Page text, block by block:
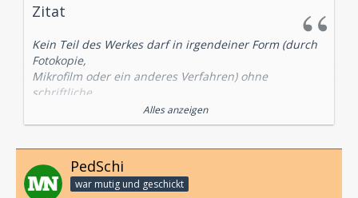
Zitat
Kein Teil des Werkes darf in irgendeiner Form (durch
Fotokopie,
Mikrofilm oder ein anderes Verfahren) ohne
schriftliche
Genehmigung des Verlages reproduziert oder unter
Verwendung
Für die deutsche Ausgabe:
©1973, Franckh’sche Verlagshandlung, W. Keller & Co.,
Alles anzeigen
PedSchi
war mutig und geschickt